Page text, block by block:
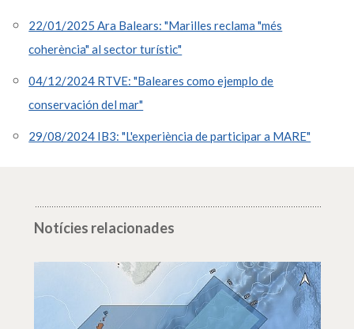
22/01/2025 Ara Balears: "Marilles reclama "més
coherència" al sector turístic"
04/12/2024 RTVE: "Baleares como ejemplo de
conservación del mar"
29/08/2024 IB3: "L'experiència de participar a MARE"
Notícies relacionades